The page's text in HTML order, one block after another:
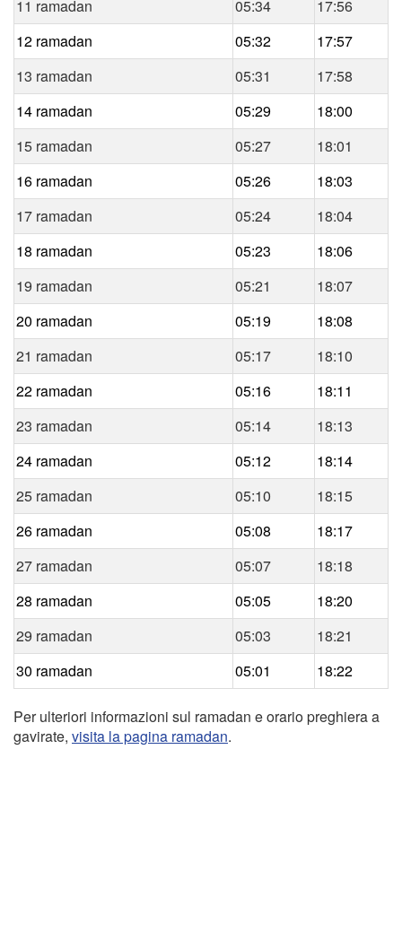
11 ramadan 05:34
17:56
12 ramadan
05:32
17:57
13 ramadan
05:31
17:58
14 ramadan
05:29
18:00
15 ramadan
05:27
18:01
16 ramadan
05:26
18:03
17 ramadan
05:24
18:04
18 ramadan
05:23
18:06
19 ramadan
05:21
18:07
20 ramadan
05:19
18:08
21 ramadan
05:17
18:10
22 ramadan
05:16
18:11
23 ramadan
05:14
18:13
24 ramadan
05:12
18:14
25 ramadan
05:10
18:15
26 ramadan
05:08
18:17
27 ramadan
05:07
18:18
28 ramadan
05:05
18:20
29 ramadan
05:03
18:21
30 ramadan
05:01 18:22
Per ulteriori informazioni sul ramadan e orario preghiera a
gavirate, visita la pagina ramadan.